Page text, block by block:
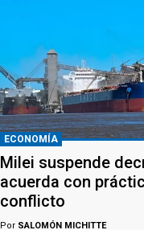
ECONOMÍA
Milei suspende
acuerda con
conflicto
Por SALOMÓN MICHITTE